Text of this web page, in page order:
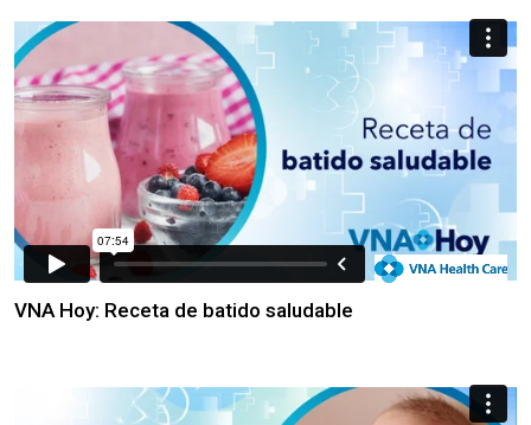
VNA Hoy: Receta de batido saludable